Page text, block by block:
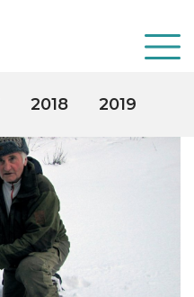
2018 2019